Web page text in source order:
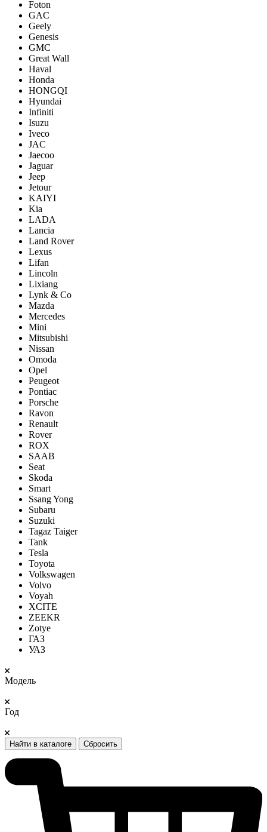
Foton
GAC
Geely
Genesis
GMC
Great Wall
Haval
Honda
HONGQI
Hyundai
Infiniti
Isuzu
Iveco
JAC
Jaecoo
Jaguar
Jeep
Jetour
KAIYI
Kia
LADA
Lancia
Land Rover
Lexus
Lifan
Lincoln
Lixiang
Lynk & Co
Mazda
Mercedes
Mini
Mitsubishi
Nissan
Omoda
Opel
Peugeot
Pontiac
Porsсhe
Ravon
Renault
Rover
ROX
SAAB
Seat
Skoda
Smart
Ssang Yong
Subaru
Suzuki
Tagaz Taiger
Tank
Tesla
Toyota
Volkswagen
Volvo
Voyah
XCITE
ZEEKR
Zotye
ГАЗ
УАЗ
Модель
Год
Найти в каталоге Сбросить